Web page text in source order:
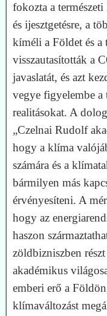
fokozta a
és ijesztgetésre, a
kíméli a Földet és a
visszautasították a
javaslatát, és azt
vegye figyelembe a
realitásokat. A
„Czelnai Rudolf
hogy a klíma
számára és a
bármilyen más
érvényesíteni. A
hogy az
haszon
zöldbizniszben
akadémikus
emberi erő a
klímaváltozást